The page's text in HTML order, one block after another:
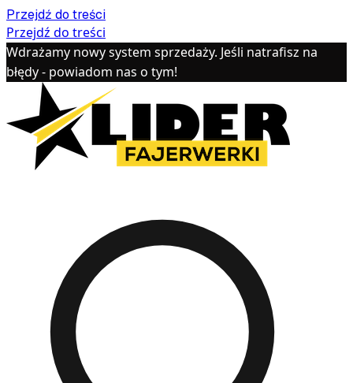
Przejdź do treści
Przejdź do treści
Wdrażamy nowy system sprzedaży. Jeśli natrafisz na
błędy - powiadom nas o tym!